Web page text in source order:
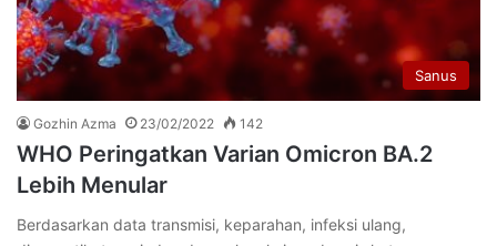
Sanus
Gozhin Azma 23/02/2022 142
WHO Peringatkan Varian Omicron BA.2
Lebih Menular
Berdasarkan data transmisi, keparahan, infeksi ulang,